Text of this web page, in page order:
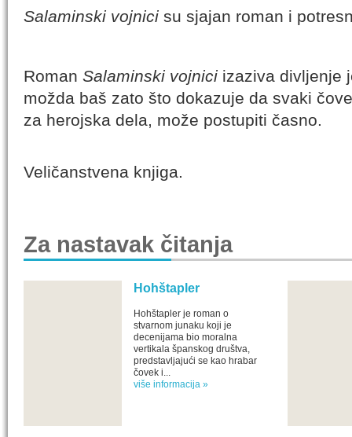
Salaminski vojnici su sjajan roman i
Roman Salaminski vojnici izaziva divljenje
možda baš zato što dokazuje da svaki
za herojska dela, može postupiti časno.
Veličanstvena knjiga.
Za nastavak čitanja
Hohštapler
Hohštapler je roman o
stvarnom junaku koji je
decenijama bio moralna
vertikala španskog društva,
predstavljajući se kao hrabar
čovek i...
više informacija »